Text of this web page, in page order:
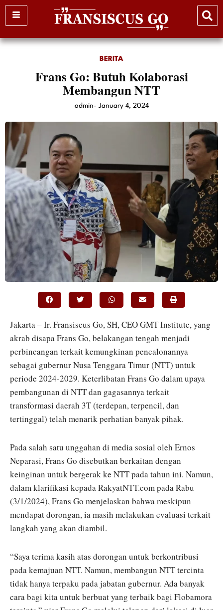
Skip
to
BERITA
Frans Go: Butuh Kolaborasi
Membangun NTT
admin- January 4, 2024
Jakarta – Ir. Fransiscus Go, SH, CEO GMT Institute, yang
akrab disapa Frans Go, belakangan tengah menjadi
perbincangan terkait kemungkinan pencalonannya
sebagai gubernur Nusa Tenggara Timur (NTT) untuk
periode 2024-2029. Keterlibatan Frans Go dalam upaya
pembangunan di NTT dan gagasannya terkait
transformasi daerah 3T (terdepan, terpencil, dan
tertinggal) telah menarik perhatian banyak pihak.
Pada salah satu unggahan di media sosial oleh Ernos
Neparasi, Frans Go disebutkan berkaitan dengan
keinginan untuk bergerak ke NTT pada tahun ini. Namun,
dalam klarifikasi kepada RakyatNTT.com pada Rabu
(3/1/2024), Frans Go menjelaskan bahwa meskipun
mendapat dorongan, ia masih melakukan evaluasi terkait
langkah yang akan diambil.
“Saya terima kasih atas dorongan untuk berkontribusi
pada kemajuan NTT. Namun, membangun NTT tercinta
tidak hanya terpaku pada jabatan gubernur. Ada banyak
cara bagi kita untuk berbuat yang terbaik bagi Flobamora